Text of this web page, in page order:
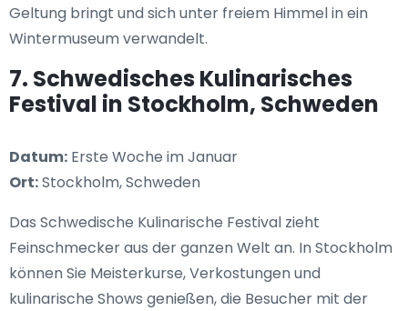
Geltung bringt und sich unter freiem Himmel in ein
Wintermuseum verwandelt.
7. Schwedisches Kulinarisches
Festival in Stockholm, Schweden
Datum: Erste Woche im Januar
Ort:Stockholm, Schweden
Das Schwedische Kulinarische Festival zieht
Feinschmecker aus der ganzen Welt an. In Stockholm
können Sie Meisterkurse, Verkostungen und
kulinarische Shows genießen, die Besucher mit der